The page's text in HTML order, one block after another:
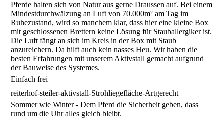
Pferde halten sich von Natur aus gerne Draussen auf. Bei einem
Mindestdurchwälzung an Luft von 70.000m² am Tag im
Ruhezustand, wird so manchem klar, dass hier eine kleine Box
mit geschlossenen Brettern keine Lösung für Stauballergiker ist.
Die Luft fängt an sich im Kreis in der Box mit Staub
anzureichern. Da hilft auch kein nasses Heu. Wir haben die
besten Erfahrungen mit unserem Aktivstall gemacht aufgrund
der Bauweise des Systemes.
Einfach frei
reiterhof-steiler-aktivstall-Strohliegefläche-Artgerecht
Sommer wie Winter - Dem Pferd die Sicherheit geben, dass
rund um die Uhr alles gleich bleibt.